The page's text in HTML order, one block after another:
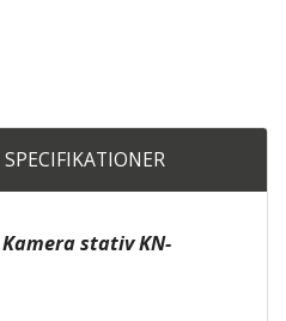
SPECIFIKATIONER
stativ KN-